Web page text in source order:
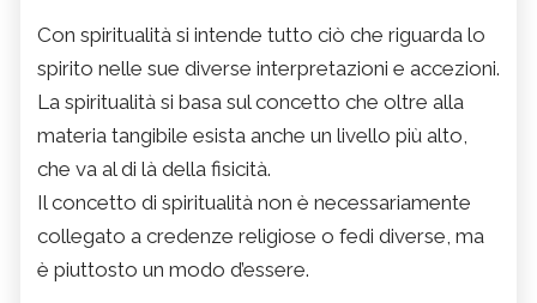
Con spiritualità si intende tutto ciò che riguarda lo
spirito nelle sue diverse interpretazioni e accezioni.
La spiritualità si basa sul concetto che oltre alla
materia tangibile esista anche un livello più alto,
che va al di là della fisicità.
Il concetto di spiritualità non è necessariamente
collegato a credenze religiose o fedi diverse, ma
è piuttosto un modo d’essere.